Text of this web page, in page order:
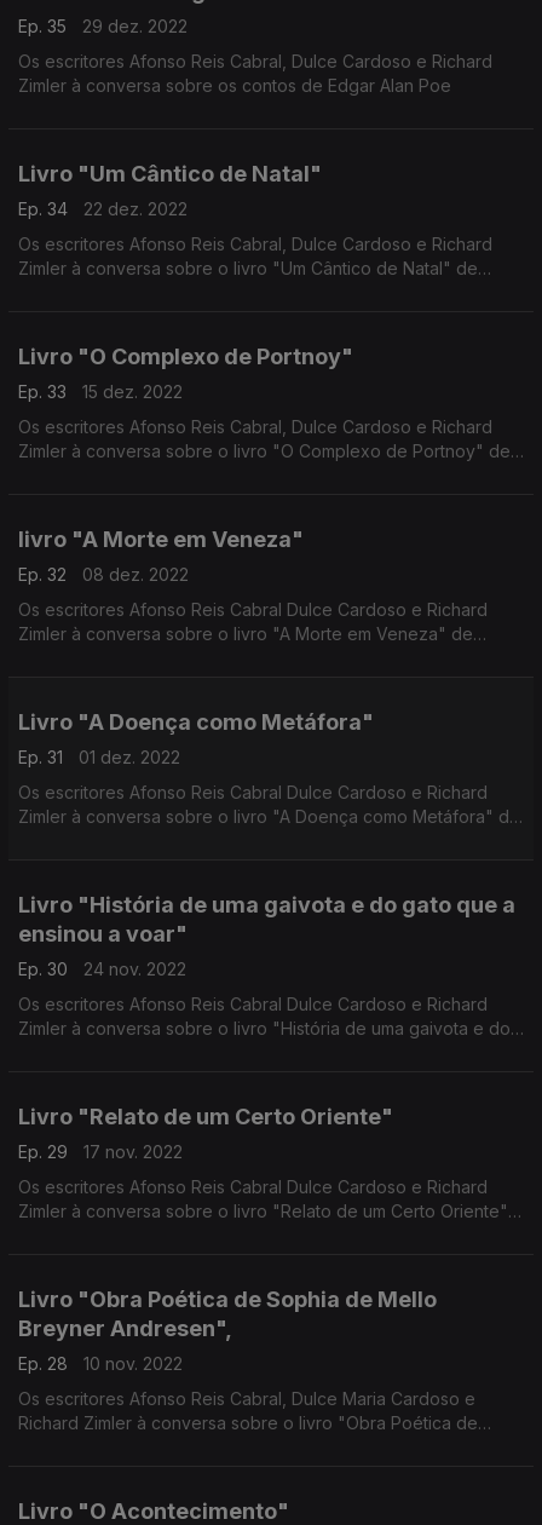
Ep. 35
29 dez. 2022
Os escritores Afonso Reis Cabral, Dulce Cardoso e Richard
Zimler à conversa sobre os contos de Edgar Alan Poe
Livro "Um Cântico de Natal"
Ep. 34
22 dez. 2022
Os escritores Afonso Reis Cabral, Dulce Cardoso e Richard
Zimler à conversa sobre o livro "Um Cântico de Natal" de
Livro "O Complexo de Portnoy"
Ep. 33
15 dez. 2022
Os escritores Afonso Reis Cabral, Dulce Cardoso e Richard
Zimler à conversa sobre o livro "O Complexo de Portnoy" de
livro "A Morte em Veneza"
Ep. 32
08 dez. 2022
Os escritores Afonso Reis Cabral Dulce Cardoso e Richard
Zimler à conversa sobre o livro "A Morte em Veneza" de
Livro "A Doença como Metáfora"
Ep. 31
01 dez. 2022
Os escritores Afonso Reis Cabral Dulce Cardoso e Richard
Zimler à conversa sobre o livro "A Doença como Metáfora" de
Livro "História de uma gaivota e do gato que a
ensinou a voar"
Ep. 30
24 nov. 2022
Os escritores Afonso Reis Cabral Dulce Cardoso e Richard
Zimler à conversa sobre o livro "História de uma gaivota e do
Livro "Relato de um Certo Oriente"
Ep. 29
17 nov. 2022
Os escritores Afonso Reis Cabral Dulce Cardoso e Richard
Zimler à conversa sobre o livro "Relato de um Certo Oriente"
Livro "Obra Poética de Sophia de Mello
Breyner Andresen",
Ep. 28
10 nov. 2022
Os escritores Afonso Reis Cabral, Dulce Maria Cardoso e
Richard Zimler à conversa sobre o livro "Obra Poética de
Livro "O Acontecimento"